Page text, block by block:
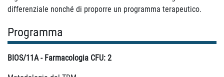
differenziale nonché di proporre un programma terapeutico.
Programma
BIOS/11A - Farmacologia CFU: 2